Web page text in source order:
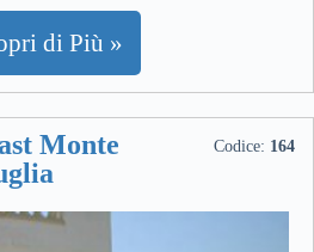
di Più »
Monte
Codice: 164